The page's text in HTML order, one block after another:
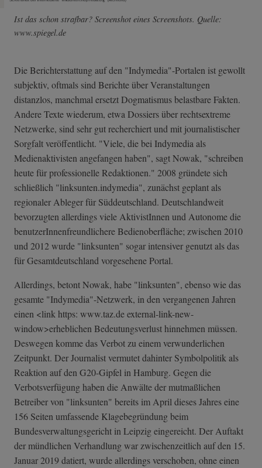
Ist das schon strafbar? Screenshot eines Screenshots. Quelle:
www.spiegel.de
Die Berichterstattung auf den "Indymedia"-Portalen ist gewollt
subjektiv, oftmals sind Berichte über Veranstaltungen
distanzlos, manchmal ersetzt Dogmatismus belastbare Fakten.
Andere Texte wiederum, etwa Dossiers über rechtsextreme
Netzwerke, sind sehr gut recherchiert und mit journalistischer
Sorgfalt veröffentlicht. "Viele, die bei Indymedia als
Medienaktivisten angefangen haben", sagt Nowak, "schreiben
heute für professionelle Redaktionen." 2008 gründete sich
schließlich "linksunten.indymedia", zunächst geplant als
regionaler Ableger für Süddeutschland. Deutschlandweit
bevorzugten allerdings viele AktivistInnen und Autonome die
benutzerInnenfreundlichere Bedienoberfläche; zwischen 2010
und 2012 wurde "linksunten" sogar intensiver genutzt als das
für Gesamtdeutschland vorgesehene Portal.
Allerdings, betont Nowak, habe "linksunten", ebenso wie das
gesamte "Indymedia"-Netzwerk, in den vergangenen Jahren
einen <link https: www.taz.de external-link-n­ew-
window>erheb­lichen Bedeutungsverlust hinnehmen müssen.
Deswegen komme das Verbot zu einem verwunderlichen
Zeitpunkt. Der Journalist vermutet dahinter Symbolpolitik als
Reaktion auf den G20-Gipfel in Hamburg. Gegen die
Verbotsverfügung haben die Anwälte der mutmaßlichen
Betreiber von "linksunten" bereits im April dieses Jahres eine
156 Seiten umfassende Klagebegründung beim
Bundesverwaltungsgericht in Leipzig eingereicht. Der Auftakt
der mündlichen Verhandlung war zwischenzeitlich auf den 15.
Januar 2019 datiert, wurde allerdings verschoben, ohne einen